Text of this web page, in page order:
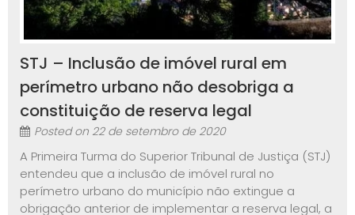
STJ – Inclusão de imóvel rural em
perímetro urbano não desobriga a
constituição de reserva legal
Posted on 22 de setembro de 2020
A Primeira Turma do Superior Tribunal de Justiça (STJ)
entendeu que a inclusão de imóvel rural no
perímetro urbano do município não extingue a
obrigação anterior de implementar a reserva legal, a